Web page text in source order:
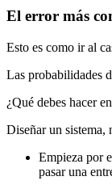
El error más
Esto es como ir al
Las probabilidades
¿Qué debes hacer
Diseñar un sistema,
Empieza por
pasar una